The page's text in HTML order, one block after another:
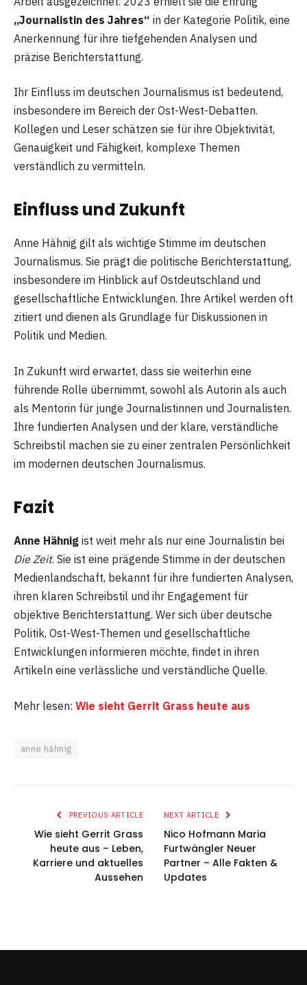
„Journalistin des Jahres“ in der Kategorie Politik, eine
Anerkennung für ihre tiefgehenden Analysen und
präzise Berichterstattung.
Ihr Einfluss im deutschen Journalismus ist bedeutend,
insbesondere im Bereich der Ost-West-Debatten.
Kollegen und Leser schätzen sie für ihre Objektivität,
Genauigkeit und Fähigkeit, komplexe Themen
verständlich zu vermitteln.
Einfluss und Zukunft
Anne Hähnig gilt als wichtige Stimme im deutschen
Journalismus. Sie prägt die politische Berichterstattung,
insbesondere im Hinblick auf Ostdeutschland und
gesellschaftliche Entwicklungen. Ihre Artikel werden oft
zitiert und dienen als Grundlage für Diskussionen in
Politik und Medien.
In Zukunft wird erwartet, dass sie weiterhin eine
führende Rolle übernimmt, sowohl als Autorin als auch
als Mentorin für junge Journalistinnen und Journalisten.
Ihre fundierten Analysen und der klare, verständliche
Schreibstil machen sie zu einer zentralen Persönlichkeit
im modernen deutschen Journalismus.
Fazit
Anne Hähnig ist weit mehr als nur eine Journalistin bei
Die Zeit. Sie ist eine prägende Stimme in der deutschen
Medienlandschaft, bekannt für ihre fundierten Analysen,
ihren klaren Schreibstil und ihr Engagement für
objektive Berichterstattung. Wer sich über deutsche
Politik, Ost-West-Themen und gesellschaftliche
Entwicklungen informieren möchte, findet in ihren
Artikeln eine verlässliche und verständliche Quelle.
Mehr lesen: Wie sieht Gerrit Grass heute aus
anne hähnig
PREVIOUS ARTICLE
Wie sieht Gerrit Grass
heute aus – Leben,
Karriere und aktuelles
Aussehen
NEXT ARTICLE
Nico Hofmann Maria
Furtwängler Neuer
Partner – Alle Fakten &
Updates